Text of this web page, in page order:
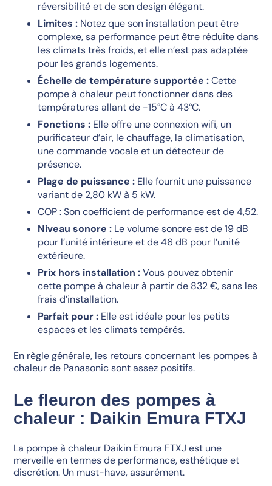
réversibilité et de son design élégant.
Limites : Notez que son installation peut être
complexe, sa performance peut être réduite dans
les climats très froids, et elle n’est pas adaptée
pour les grands logements.
Échelle de température supportée :Cette
pompe à chaleur peut fonctionner dans des
températures allant de -15°C à 43°C.
Fonctions : Elle offre une connexion wifi, un
purificateur d’air, le chauffage, la climatisation,
une commande vocale et un détecteur de
présence.
Plage de puissance : Elle fournit une puissance
variant de 2,80 kW à 5 kW.
COP : Son coefficient de performance est de 4,52.
Niveau sonore : Le volume sonore est de 19 dB
pour l’unité intérieure et de 46 dB pour l’unité
extérieure.
Prix hors installation :Vous pouvez obtenir
cette pompe à chaleur à partir de 832 €, sans les
frais d’installation.
Parfait pour : Elle est idéale pour les petits
espaces et les climats tempérés.
En règle générale, les retours concernant les pompes à
chaleur de Panasonic sont assez positifs.
Le fleuron des pompes à
chaleur : Daikin Emura FTXJ
La pompe à chaleur Daikin Emura FTXJ est une
merveille en termes de performance, esthétique et
discrétion. Un must-have, assurément.